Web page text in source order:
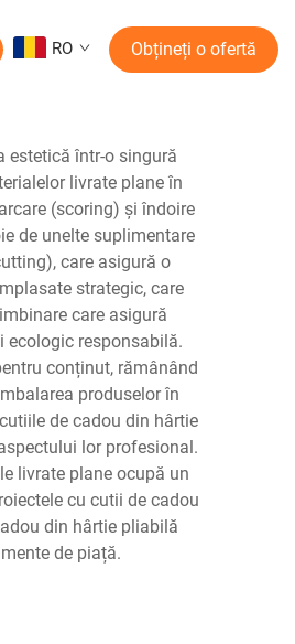
RO Obțineți o ofertă
estetică într-o singură
livrate plane în
(scoring) și îndoire
de unelte suplimentare
care asigură o
strategic, care
care asigură
ecologic responsabilă.
conținut, rămânând
produselor în
de cadou din hârtie
lor profesional.
livrate plane ocupă un
cu cutii de cadou
din hârtie pliabilă
de piață.